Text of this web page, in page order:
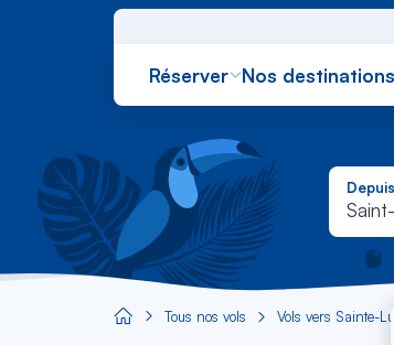
Réserver Nos destinations
Depuis
Aircaraibes.com
Tous nos vols Vols vers Sainte-